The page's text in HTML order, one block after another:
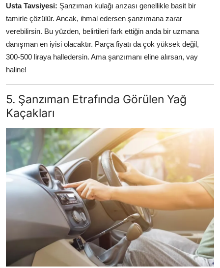
Usta Tavsiyesi: Şanzıman kulağı arızası genellikle basit bir
tamirle çözülür. Ancak, ihmal edersen şanzımana zarar
verebilirsin. Bu yüzden, belirtileri fark ettiğin anda bir uzmana
danışman en iyisi olacaktır. Parça fiyatı da çok yüksek değil,
300-500 liraya halledersin. Ama şanzımanı eline alırsan, vay
haline!
5. Şanzıman Etrafında Görülen Yağ
Kaçakları